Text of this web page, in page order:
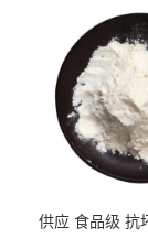
供应 食品级 抗